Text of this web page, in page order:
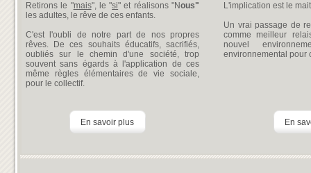
De financer des affaires scolaires
De participer aux financement de
De financer des études en fonction
Le financement auprès de Rainbow
et physio-thérapeutes pour des
médicales de suivi.
En
En savoir plus
L'implication est le
Un vrai passage de
comme meilleur
nouvel
environnemental pour
Retirons le "mais", le "si" et réalisons "Nous"
les adultes, le rêve de ces enfants.
C'est l'oubli de notre part de nos propres
rêves. De ces souhaits éducatifs, sacrifiés,
oubliés sur le chemin d'une société, trop
souvent sans égards à l'application de ces
même règles élémentaires de vie sociale,
pour le collectif.